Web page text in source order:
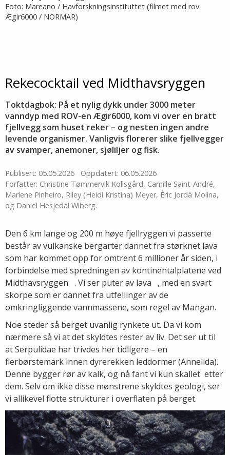
Foto: Mareano / Havforskningsinstituttet (filmet med rov
Ægir6000 / NORMAR)
Rekecocktail ved Midthavsryggen
Toktdagbok: På et nylig dykk under 3000 meter
vanndyp med ROV-en Ægir6000, kom vi over en bratt
fjellvegg som huset reker – og nesten ingen andre
levende organismer. Vanligvis florerer slike fjellvegger
av svamper, anemoner, sjøliljer og fisk.
Publisert: 05.05.2026
Oppdatert: 06.05.2026
Forfatter: Christine Tømmervik Kollsgård, Camille Saint-André,
Marlene Pinheiro, Riley (Heidi Kristina) Meyer, Èric Jordà Molina,
og Daniel Hesjedal Wiberg.
Den 6 km lange og 200 m høye fjellryggen vi passerte
består av vulkanske bergarter dannet fra størknet lava
som har kommet opp for omtrent 6 millioner år siden, i
forbindelse med spredningen av kontinentalplatene ved
Midthavsryggen . Vi ser puter av lava , med en svart
skorpe som er dannet fra utfellinger av de
omkringliggende vannmassene, som regel av Mangan.
Noe steder så berget uvanlig rynkete ut. Da vi kom
nærmere så vi at det skyldtes rester av liv. Det ser ut til
at Serpulidae har trivdes her tidligere – en
flerbørstemark innen dyrerekken leddormer (Annelida).
Denne bygger rør av kalk, og nå fant vi kun skallet etter
dem. Selv om ikke disse mønstrene skyldtes geologi, ser
vi allikevel flotte strukturer i overflaten på berget.